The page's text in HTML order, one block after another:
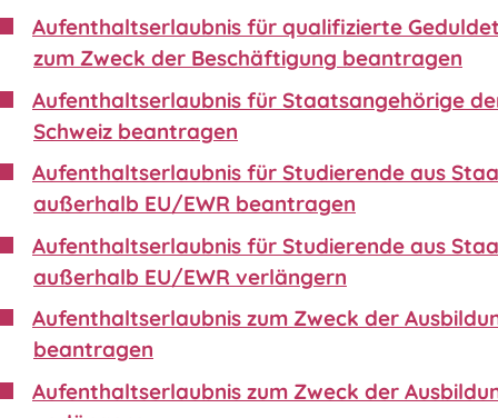
Aufenthaltserlaubnis für qualifizierte
zum Zweck der Beschäftigung beantragen
Aufenthaltserlaubnis für Staatsangehörige
Schweiz beantragen
Aufenthaltserlaubnis für Studierende aus
außerhalb EU/EWR beantragen
Aufenthaltserlaubnis für Studierende aus
außerhalb EU/EWR verlängern
Aufenthaltserlaubnis zum Zweck der
beantragen
Aufenthaltserlaubnis zum Zweck der